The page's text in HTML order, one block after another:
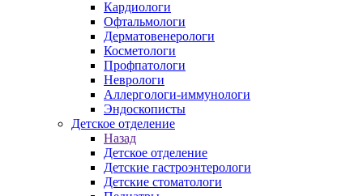
Кардиологи
Офтальмологи
Дерматовенерологи
Косметологи
Профпатологи
Неврологи
Аллергологи-иммунологи
Эндоскописты
Детское отделение
Назад
Детское отделение
Детские гастроэнтерологи
Детские стоматологи